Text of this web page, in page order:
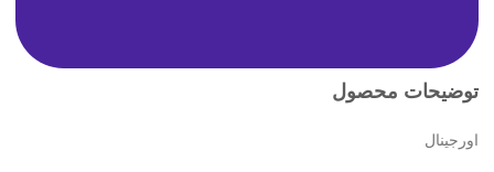
توضیحات محصول
اورجینال